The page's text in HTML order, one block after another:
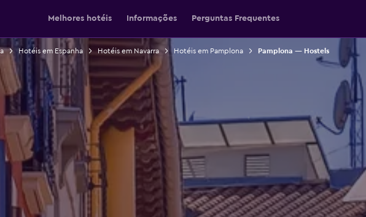
Melhores hotéis Informações Perguntas Frequentes
Hotéis em Espanha Hotéis em Navarra Hotéis em Pamplona Pamplona — Hostels